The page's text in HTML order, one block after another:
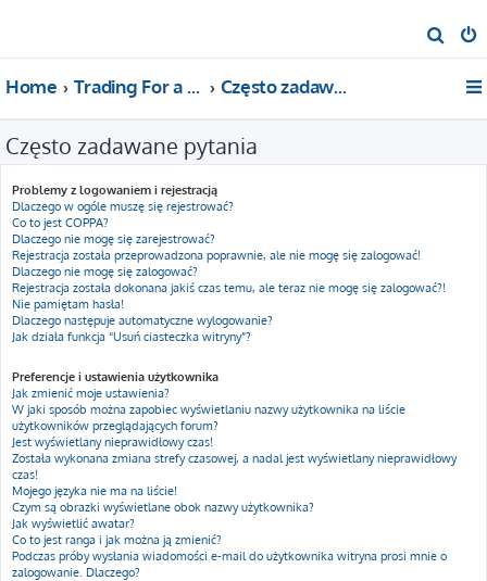
z
j
Home Trading For a Living Często zadawane pytania
Często zadawane pytania
Problemy z logowaniem i rejestracją
Dlaczego w ogóle muszę się rejestrować?
Co to jest COPPA?
Dlaczego nie mogę się zarejestrować?
Rejestracja została przeprowadzona poprawnie, ale nie mogę się zalogować!
Dlaczego nie mogę się zalogować?
Rejestracja została dokonana jakiś czas temu, ale teraz nie mogę się zalogować?!
Nie pamiętam hasła!
Dlaczego następuje automatyczne wylogowanie?
Jak działa funkcja “Usuń ciasteczka witryny”?
Preferencje i ustawienia użytkownika
Jak zmienić moje ustawienia?
W jaki sposób można zapobiec wyświetlaniu nazwy użytkownika na liście
użytkowników przeglądających forum?
Jest wyświetlany nieprawidłowy czas!
Została wykonana zmiana strefy czasowej, a nadal jest wyświetlany nieprawidłowy
czas!
Mojego języka nie ma na liście!
Czym są obrazki wyświetlane obok nazwy użytkownika?
Jak wyświetlić awatar?
Co to jest ranga i jak można ją zmienić?
Podczas próby wysłania wiadomości e-mail do użytkownika witryna prosi mnie o
zalogowanie. Dlaczego?